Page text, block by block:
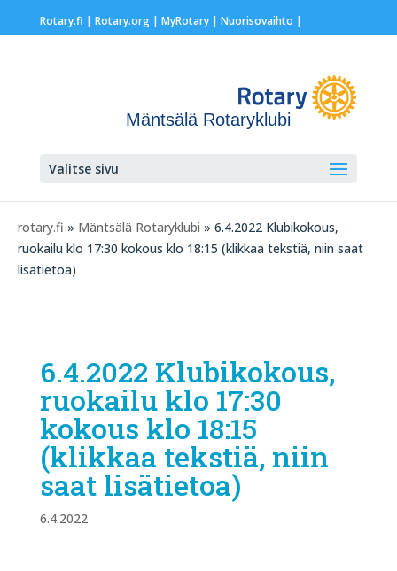
Rotary.fi | Rotary.org| MyRotary | Nuorisovaihto |
Mäntsälä Rotaryklubi
Valitse sivu
rotary.fi » Mäntsälä Rotaryklubi » 6.4.2022 Klubikokous,
ruokailu klo 17:30 kokous klo 18:15 (klikkaa tekstiä, niin saat
lisätietoa)
6.4.2022 Klubikokous,
ruokailu klo 17:30
kokous klo 18:15
(klikkaa tekstiä, niin
saat lisätietoa)
6.4.2022